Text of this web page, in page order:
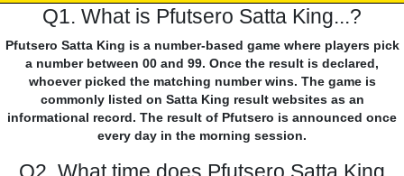
Q1. What is Pfutsero Satta King...?
Pfutsero Satta King is a number-based game where players pick
a number between 00 and 99. Once the result is declared,
whoever picked the matching number wins. The game is
commonly listed on Satta King result websites as an
informational record. The result of Pfutsero is announced once
every day in the morning session.